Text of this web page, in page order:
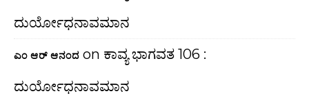
ದುರ್ಯೋಧನಾವಮಾನ
ಎಂ ಆರ್ ಆನಂದ on ಕಾವ್ಯ ಭಾಗವತ 106 :
ದುರ್ಯೋಧನಾವಮಾನ